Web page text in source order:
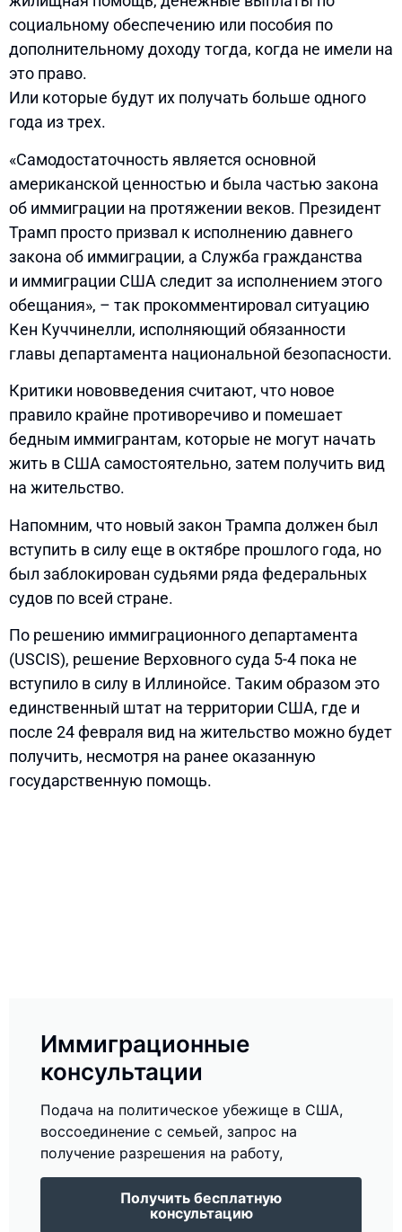
социальному обеспечению или пособия по
дополнительному доходу тогда, когда не имели на
это право.
Или которые будут их получать больше одного
года из трех.
«Самодостаточность является основной
американской ценностью и была частью закона
об иммиграции на протяжении веков. Президент
Трамп просто призвал к исполнению давнего
закона об иммиграции, а Служба гражданства
и иммиграции США следит за исполнением этого
обещания», – так прокомментировал ситуацию
Кен Куччинелли, исполняющий обязанности
главы департамента национальной безопасности.
Критики нововведения считают, что новое
правило крайне противоречиво и помешает
бедным иммигрантам, которые не могут начать
жить в США самостоятельно, затем получить вид
на жительство.
Напомним, что новый закон Трампа должен был
вступить в силу еще в октябре прошлого года, но
был заблокирован судьями ряда федеральных
судов по всей стране.
По решению иммиграционного департамента
(USCIS), решение Верховного суда 5-4 пока не
вступило в силу в Иллинойсе. Таким образом это
единственный штат на территории США, где и
после 24 февраля вид на жительство можно будет
получить, несмотря на ранее оказанную
государственную помощь.
Иммиграционные
консультации
Подача на политическое убежище в США,
воссоединение с семьей, запрос на
получение разрешения на работу,
Получить бесплатную
консультацию